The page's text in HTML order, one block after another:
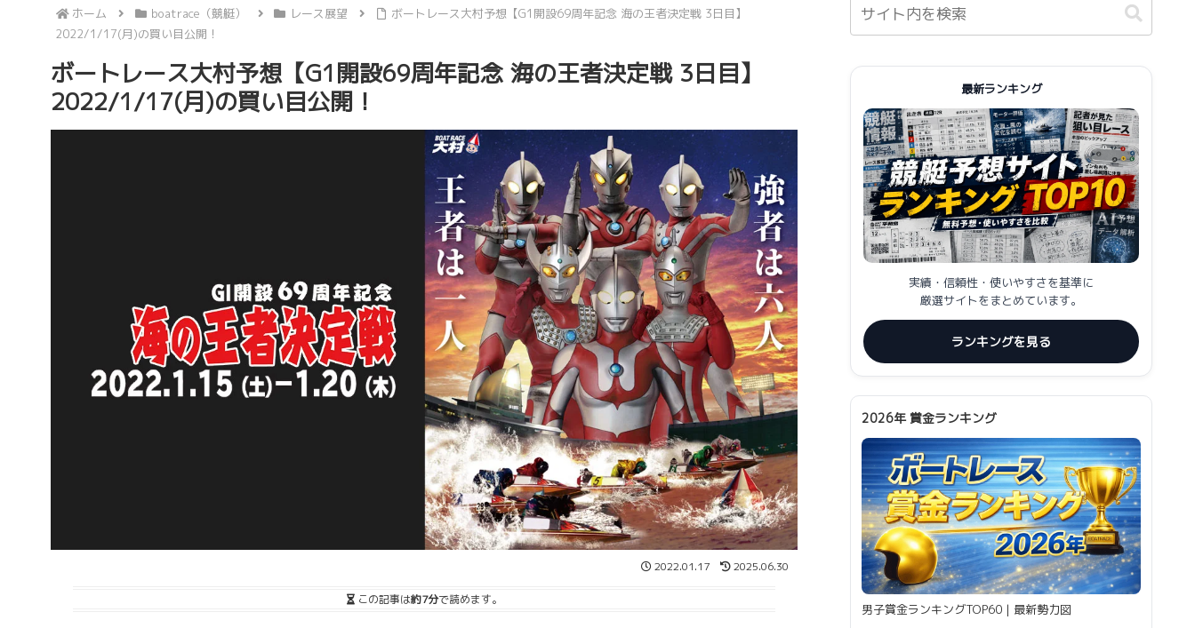
ホーム boatrace（競艇） レース展望
ボートレース大村予想【G1開設69周年記念 海の王者決定戦 3日目】
2022/1/17(月)の買い目公開！
ボートレース大村予想【G1開設69周年記念 海の王者決定戦 3日目】
2022/1/17(月)の買い目公開！
2022.01.17 2025.06.30
この記事は約7分で読めます。
最新ランキング
実績・信頼性・使いやすさを基準に
厳選サイトをまとめています。
ランキングを見る
2026年 賞金ランキング
男子賞金ランキングTOP60｜最新勢力図